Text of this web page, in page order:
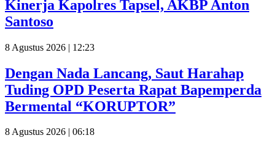
Kinerja Kapolres Tapsel, AKBP Anton
Santoso
8 Agustus 2026 | 12:23
Dengan Nada Lancang, Saut Harahap
Tuding OPD Peserta Rapat Bapemperda
Bermental “KORUPTOR”
8 Agustus 2026 | 06:18